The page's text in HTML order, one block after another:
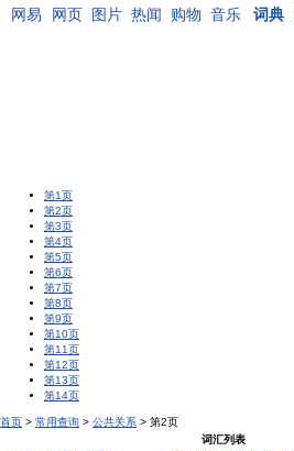
网易 网页 图片 热闻 购物 音乐 词典
第1页
第2页
第3页
第4页
第5页
第6页
第7页
第8页
第9页
第10页
第11页
第12页
第13页
第14页
首页 > 常用查询 > 公共关系 > 第2页
词汇列表